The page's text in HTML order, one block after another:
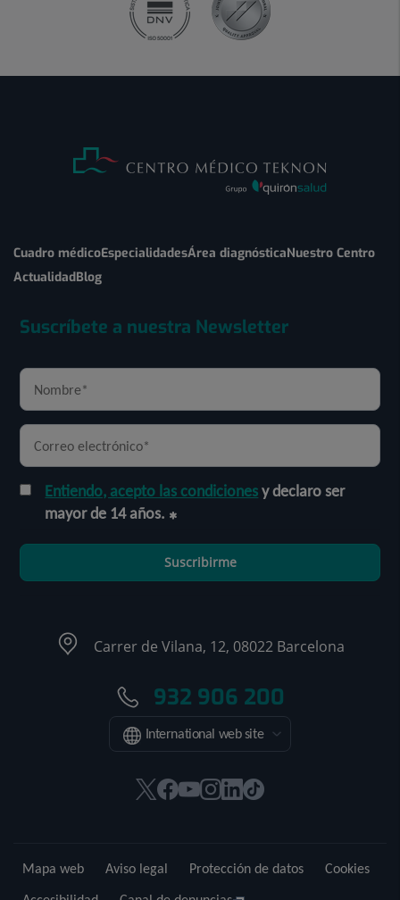
Cuadro médicoEspecialidadesÁrea diagnósticaNuestro Centro
ActualidadBlog
Suscríbete a nuestra Newsletter
Entiendo, acepto las condicionesy declaro ser
mayor de 14 años.
Suscribirme
Carrer de Vilana, 12, 08022 Barcelona
932 906 200
International web site
Este
en
Este
en
Este
en
Este
en
Este
en
Enlace
externa.
Mapa web Aviso legal Protección de datos
Cookies